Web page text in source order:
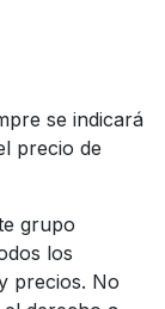
se indicará
precio de
grupo
los
precios. No